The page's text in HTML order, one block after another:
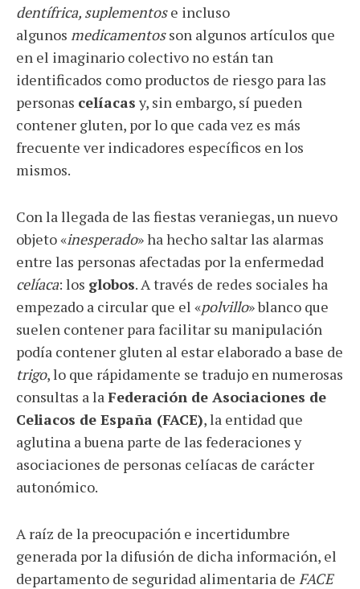
dentífrica, suplementose incluso
algunos medicamentosson algunos artículos que
en el imaginario colectivo no están tan
identificados como productos de riesgo para las
personas celíacas y, sin embargo, sí pueden
contener gluten, por lo que cada vez es más
frecuente ver indicadores específicos en los
mismos.
Con la llegada de las fiestas veraniegas, un nuevo
objeto «inesperado» ha hecho saltar las alarmas
entre las personas afectadas por la enfermedad
celíaca: los globos. A través de redes sociales ha
empezado a circular que el «polvillo» blanco que
suelen contener para facilitar su manipulación
podía contener gluten al estar elaborado a base de
trigo, lo que rápidamente se tradujo en numerosas
consultas a la Federación de Asociaciones de
Celiacos de España (FACE), la entidad que
aglutina a buena parte de las federaciones y
asociaciones de personas celíacas de carácter
autonómico.
A raíz de la preocupación e incertidumbre
generada por la difusión de dicha información, el
departamento de seguridad alimentaria de FACE